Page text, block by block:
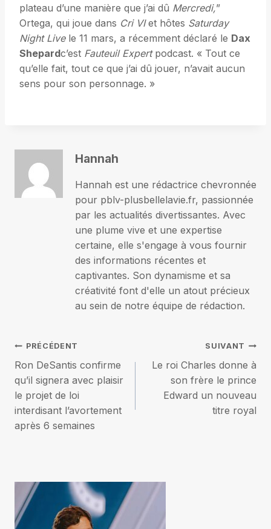
plateau d’une manière que j’ai dû Mercredi,”
Ortega, qui joue dans Cri VIet hôtes Saturday
Night Livele 11 mars, a récemment déclaré le Dax
Shepardc’est Fauteuil Expertpodcast. « Tout ce
qu’elle fait, tout ce que j’ai dû jouer, n’avait aucun
sens pour son personnage. »
Hannah
Hannah est une rédactrice chevronnée
pour pblv-plusbellelavie.fr, passionnée
par les actualités divertissantes. Avec
une plume vive et une expertise
certaine, elle s'engage à vous fournir
des informations récentes et
captivantes. Son dynamisme et sa
créativité font d'elle un atout précieux
au sein de notre équipe de rédaction.
Navigation
de
l’article
PRÉCÉDENT
Ron DeSantis confirme
qu’il signera avec plaisir
le projet de loi
interdisant l’avortement
après 6 semaines
SUIVANT
Le roi Charles donne à
son frère le prince
Edward un nouveau
titre royal